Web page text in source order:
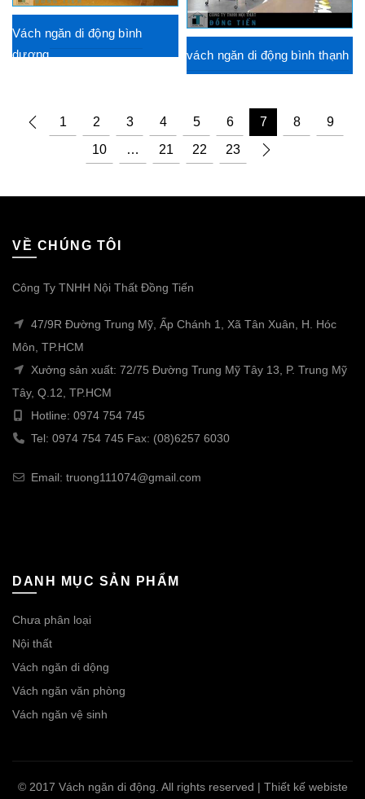
Vách ngăn di động bình
dương
vách ngăn di động bình thạnh
1 2 3 4 5 6 7 8
9
10
… 21 22 23
VỀ CHÚNG TÔI
Công Ty TNHH Nội Thất Đồng Tiến
47/9R Đường Trung Mỹ, Ấp Chánh 1, Xã Tân Xuân, H. Hóc
Môn, TP.HCM
Xưởng sản xuất: 72/75 Đường Trung Mỹ Tây 13, P. Trung Mỹ
Tây, Q.12, TP.HCM
Hotline: 0974 754 745
Tel: 0974 754 745 Fax: (08)6257 6030
Email: truong111074@gmail.com
DANH MỤC SẢN PHẨM
Chưa phân loại
Nội thất
Vách ngăn di dộng
Vách ngăn văn phòng
Vách ngăn vệ sinh
© 2017 Vách ngăn di động. All rights reserved | Thiết kế webiste